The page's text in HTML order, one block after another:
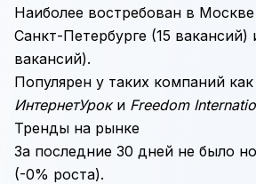
Наиболее востребован в
Санкт-Петербурге (15 вакансий)
вакансий).
Популярен у таких компаний как
ИнтернетУроки Freedom
Тренды на рынке
За последние 30 дней не было
(-0% роста).